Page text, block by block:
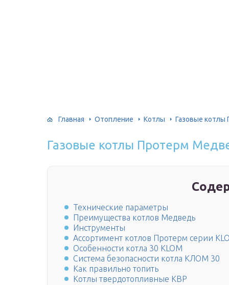
Главная Отопление Котлы Газовые
Газовые котлы Протерм
Технические параметры
Преимущества котлов Медведь
Инструменты
Ассортимент котлов Протерм серии
Особенности котла 30 KLOM
Система безопасности котла КЛОМ 30
Как правильно топить
Котлы твердотопливные КВР